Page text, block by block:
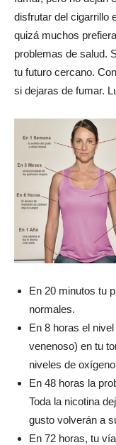
disfrutar del cigarrillo
quizá muchos
problemas de salud.
tu futuro cercano.
si dejaras de fumar.
En 20 minutos tu
normales.
En 8 horas el
venenoso) en tu
niveles de
En 48 horas la
Toda la nicotina
gusto volverán a
En 72 horas, tu